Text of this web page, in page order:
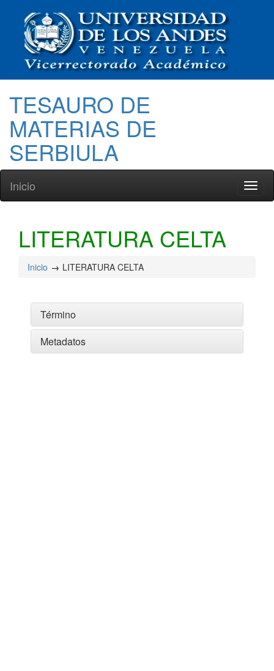
TESAURO DE
MATERIAS DE
SERBIULA
Inicio
LITERATURA CELTA
Inicio LITERATURA CELTA
Término
Metadatos